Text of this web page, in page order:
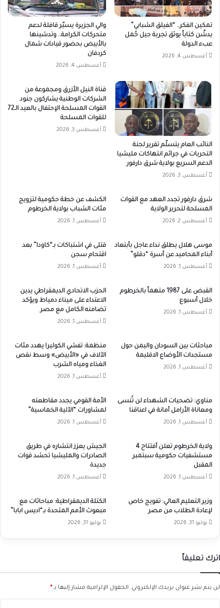
تمكين الفكر.. “الفيلق الشبابي”
يدشّن كتاباً يوثق تجربة جيل حُمل
عبء الدولة
أغسطس 4, 2026
والي الجزيرة يسيّر قافلة لدعم
متحركات الكرامة.. وتدشينها
بالأبيض بحضور قيادات شمال
كردفان
أغسطس 4, 2026
النائب العام يتسلّم تقرير لجنة
التحريات في جرائم انتهاكات مليشيا
الدعم السريع بولاية شرق دارفور
أغسطس 3, 2026
قناة النيل الأزرق ومجموعة من
الشركات الوطنية يشاركون جنود
القوات المسلحة الإحتفال بالعيد الـ72
للقوات المسلحة
أغسطس 3, 2026
شرق دارفور تجدد العهد مع القوات
المسلحة لتحرير الولاية
أغسطس 2, 2026
الكشف عن خطة حكومية لتزويج
مئات الشباب بولاية الخرطوم
أغسطس 1, 2026
موسى هلال يطلق نداء عاجل بأبتعاد
أبناء المحاميد عن أسرة “دقلو”
أغسطس 1, 2026
قتلى في اشتباكات بـ“كاودا” بعد
اقتحام سجن
أغسطس 1, 2026
القبض على 1987 متهماً بالخرطوم
خلال أسبوع
أغسطس 1, 2026
الحزب الاتحادي الديمقراطي يدين
الاعتداء على ميناء دمياط ويؤكد
تضامنه الكامل مع مصر
أغسطس 1, 2026
مباحثات بين السودان واليمن حول
مستجدات الأوضاع الاقليمة
أغسطس 1, 2026
منظمة: تفشي الكوليرا يهدد مئات
الآلاف في «الأبيض» وسط نقص
الغذاء ومياه الشرب
أغسطس 1, 2026
مناوي: تضحيات الشهداء لن تُنسى
ومعاناة الأرامل أمانة في اعناقنا
أغسطس 1, 2026
الأمة القومي يجدد مقاطعته
لمشاورات “الآلية الخماسية”
أغسطس 1, 2026
ولاية الخرطوم تعلن أفتتاح 4
مستشفيات حكومية سبتمبر
المقبل
أغسطس 1, 2026
الجيش يعزز انتشاره في طريق
الصادرات والمليشيا تحشد قوات
جديدة
أغسطس 1, 2026
وزير التعليم العالي: تفويج خاص
لإعادة الطلاب من مصر
يوليو 31, 2026
الكتلة الديمقراطية: مباحاثات مع
مبعوث الأمم المتحدة بـ“اديس ابابا”
يوليو 31, 2026
اترك تعليقاً
لن يتم نشر عنوان بريدك الإلكتروني. الحقول الإلزامية مشار إليها بـ *